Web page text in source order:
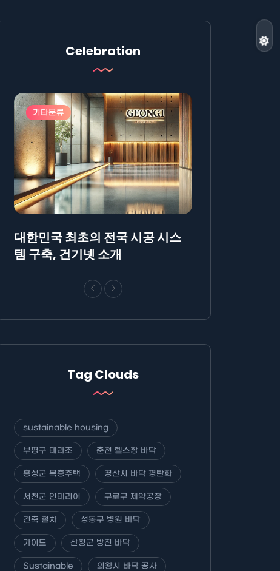
Celebration
기타분류
대한민국 최초의 전국 시공 시스
템 구축, 건기넷 소개
Tag Clouds
sustainable housing
부평구 테라조 춘천 헬스장 바닥
홍성군 복층주택 경산시 바닥 평탄화
서천군 인테리어 구로구 제약공장
건축 절차 성동구 병원 바닥
가이드 산청군 방진 바닥
Sustainable 의왕시 바닥 공사